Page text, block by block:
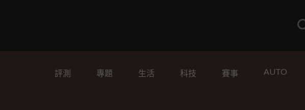
評測 專題 生活 科技 賽事 AUTO